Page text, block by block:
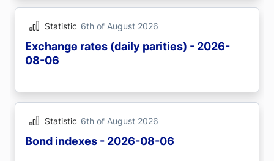
Statistic 6th of August 2026
Exchange rates (daily parities) - 2026-
08-06
Statistic 6th of August 2026
Bond indexes - 2026-08-06